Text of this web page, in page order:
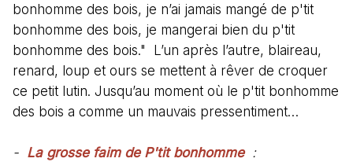
bonhomme des bois, je n’ai jamais mangé de p'tit
bonhomme des bois, je mangerai bien du p'tit
bonhomme des bois." L’un après l’autre, blaireau,
renard, loup et ours se mettent à rêver de croquer
ce petit lutin. Jusqu’au moment où le p'tit bonhomme
des bois a comme un mauvais pressentiment…
- La grosse faim de P'tit bonhomme :